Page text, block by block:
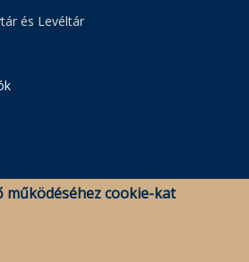
és Levéltár
cookie-kat